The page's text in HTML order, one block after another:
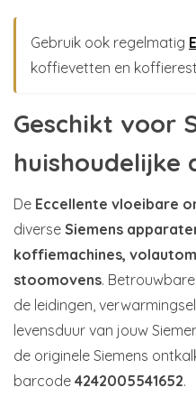
Gebruik ook regelmatig
koffievetten en
Geschikt voor
huishoudelijke
De Eccellente vloeibare
diverse Siemens
koffiemachines,
stoomovens.
de leidingen,
levensduur van jouw
de originele Siemens
barcode 4242005541652.